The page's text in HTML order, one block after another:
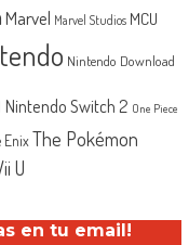
Marvel Marvel Studios MCU
Nintendo Download
Nintendo Switch 2 One Piece
EnixThe Pokémon
U
en tu email!